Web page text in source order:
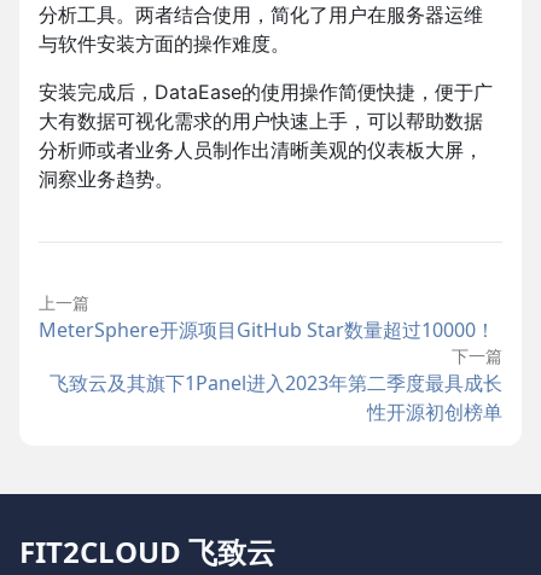
分析工具。两者结合使用，简化了用户在服务器运维
与软件安装方面的操作难度。
安装完成后，DataEase的使用操作简便快捷，便于广
大有数据可视化需求的用户快速上手，可以帮助数据
分析师或者业务人员制作出清晰美观的仪表板大屏，
洞察业务趋势。
上一篇
MeterSphere开源项目GitHub Star数量超过10000！
下一篇
飞致云及其旗下1Panel进入2023年第二季度最具成长
性开源初创榜单
FIT2CLOUD 飞致云